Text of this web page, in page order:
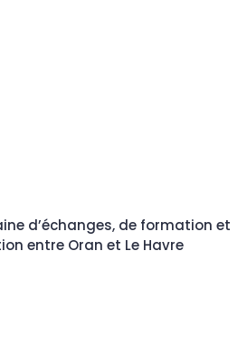
d’échanges, de formation et
entre Oran et Le Havre